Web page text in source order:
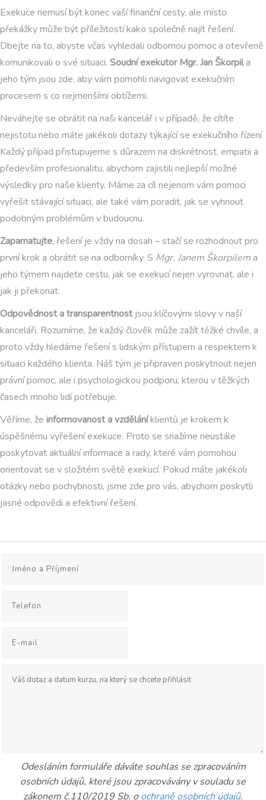
Exekuce nemusí být konec vaší finanční cesty, ale místo
překážky může být příležitostí kako společně najít řešení.
Dbejte na to, abyste včas vyhledali odbornou pomoc a otevřeně
komunikovali o své situaci. Soudní exekutor Mgr. Jan Škorpila
jeho tým jsou zde, aby vám pomohli navigovat exekučním
procesem s co nejmenšími obtížemi.
Neváhejte se obrátit na naši kancelář i v případě, že cítíte
nejistotu nebo máte jakékoli dotazy týkající se exekučního řízení.
Každý případ přistupujeme s důrazem na diskrétnost, empatii a
především profesionalitu, abychom zajistili nejlepší možné
výsledky pro naše klienty. Máme za cíl nejenom vám pomoci
vyřešit stávající situaci, ale také vám poradit, jak se vyhnout
podobným problémům v budoucnu.
Zapamatujte, řešení je vždy na dosah – stačí se rozhodnout pro
první krok a obrátit se na odborníky. S Mgr. Janem Škorpilema
jeho týmem najdete cestu, jak se exekucí nejen vyrovnat, ale i
jak ji překonat.
Odpovědnost a transparentnostjsou klíčovými slovy v naší
kanceláři. Rozumíme, že každý člověk může zažít těžké chvíle, a
proto vždy hledáme řešení s lidským přístupem a respektem k
situaci každého klienta. Náš tým je připraven poskytnout nejen
právní pomoc, ale i psychologickou podporu, kterou v těžkých
časech mnoho lidí potřebuje.
Věříme, že informovanost a vzděláníklientů je krokem k
úspěšnému vyřešení exekuce. Proto se snažíme neustále
poskytovat aktuální informace a rady, které vám pomohou
orientovat se v složitém světě exekucí. Pokud máte jakékoli
otázky nebo pochybnosti, jsme zde pro vás, abychom poskytli
jasné odpovědi a efektivní řešení.
Odesláním formuláře dáváte souhlas se zpracováním
osobních údajů, které jsou zpracovávány v souladu se
zákonem č.110/2019 Sb. oochraně osobních údajů.